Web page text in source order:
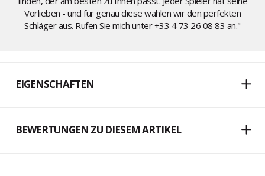
Vorlieben - und für genau diese wählen wir den perfekten
Schläger aus. Rufen Sie mich unter+33 4 73 26 08 83 an."
EIGENSCHAFTEN
BEWERTUNGEN ZU DIESEM ARTIKEL